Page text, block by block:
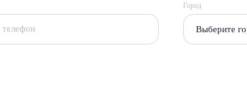
Город
Выберите